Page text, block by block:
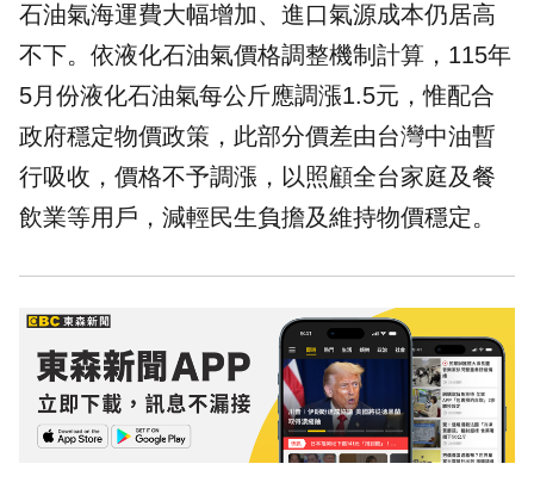
石油氣海運費大幅增加、進口氣源成本仍居高
不下。依液化石油氣價格調整機制計算，115年
5月份液化石油氣每公斤應調漲1.5元，惟配合
政府穩定物價政策，此部分價差由台灣中油暫
行吸收，價格不予調漲，以照顧全台家庭及餐
飲業等用戶，減輕民生負擔及維持物價穩定。